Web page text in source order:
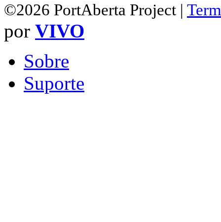
©2026 PortAberta Project |
por VIVO
Sobre
Suporte